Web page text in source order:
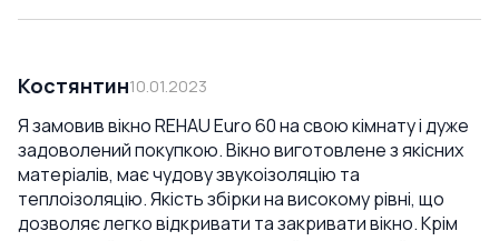
Костянтин10.01.2023
Я замовив вікно REHAU Euro 60 на свою кімнату і дуже
задоволений покупкою. Вікно виготовлене з якісних
матеріалів, має чудову звукоізоляцію та
теплоізоляцію. Якість збірки на високому рівні, що
дозволяє легко відкривати та закривати вікно. Крім